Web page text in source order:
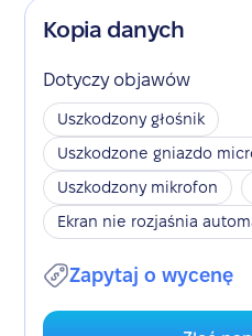
Kopia danych
Dotyczy objawów
Uszkodzony głośnik
Uszkodzone gniazdo
Uszkodzony mikrofon
Ekran nie rozjaśnia
Zapytaj o wycenę